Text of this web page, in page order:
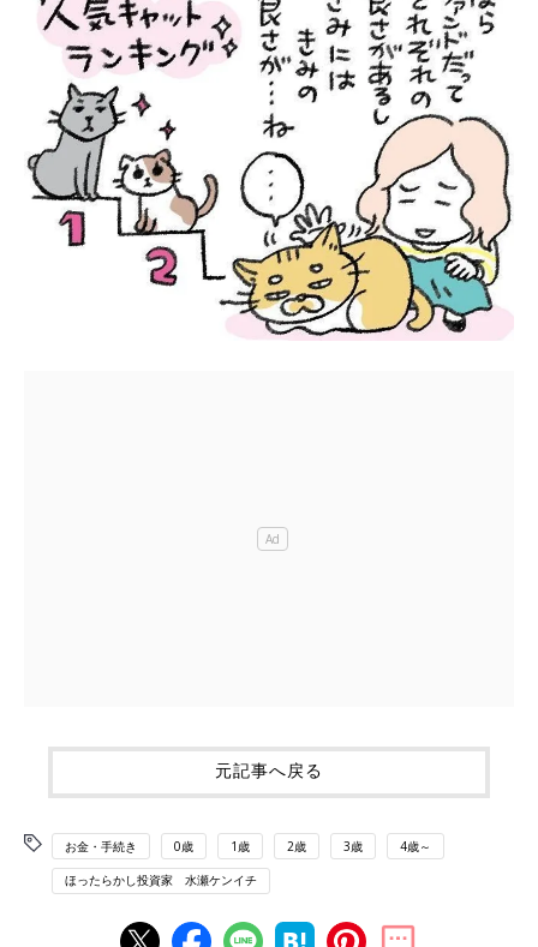
元記事へ戻る
お金・手続き 0歳 1歳 2歳 3歳 4歳～
ほったらかし投資家 水瀬ケンイチ